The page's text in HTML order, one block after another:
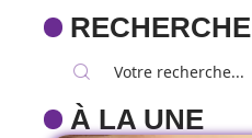
RECHERCHE
À LA UNE